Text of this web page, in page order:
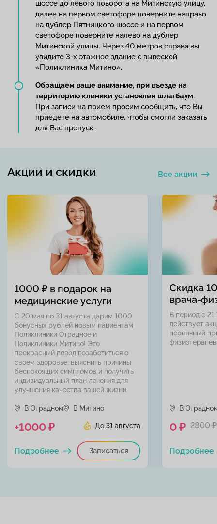
шоссе до левого поворота на Митинскую улицу,
далее на первом светофоре поверните направо
на дублер Пятницкого шоссе и на первом
светофоре поверните налево на дублер
Митинской улицы. Через 40 метров справа вы
увидите 3-х этажное здание с вывеской
«Поликлиника Митино».
Обращаем ваше внимание, при въезде на
территорию клиники установлен шлагбаум.
При записи на прием просим сообщить, что Вы
приедете на автомобиле, чтобы смогли заказать
для Вас пропуск.
Все акции
Акции и скидки
1000 ₽ в подарок на
медицинские услуги
С 20 мая по 31 августа дарим 1000
бонусных рублей новым пациентам
Поликлиники Отрадное и
Поликлиники Митино! Это
прекрасный повод позаботиться о
своем здоровье, выяснить причины
беспокоящих симптомов и получить
индивидуальный план лечения для
улучшения качества вашей жизни.
В Отрадном В Митино
До 31 августа
+1000 ₽
Записаться
Подробнее
Скидка
врача-
В период с
действует
первичный
В
0 ₽ 2800 ₽
Подробнее